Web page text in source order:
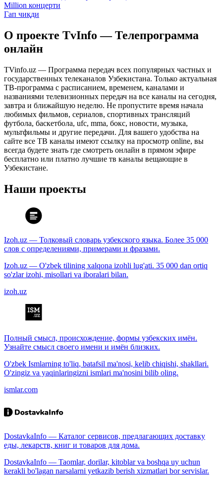
Million концерти
Гап чиқди
О проекте TvInfo — Телепрограмма
онлайн
TVinfo.uz — Программа передач всех популярных частных и
государственных телеканалов Узбекистана. Только актуальная
ТВ-программа с расписанием, временем, каналами и
названиями телевизионных передач на все каналы на сегодня,
завтра и ближайшую неделю. Не пропустите время начала
любимых фильмов, сериалов, спортивных трансляций
футбола, баскетбола, ufc, mma, бокс, новости, музыка,
мультфильмы и другие передачи. Для вашего удобства на
сайте все ТВ каналы имеют ссылку на просмотр online, вы
всегда будете знать где смотреть онлайн в прямом эфире
бесплатно или платно лучшие тв каналы вещающие в
Узбекистане.
Наши проекты
Izoh.uz — Толковый словарь узбекского языка. Более 35 000
слов с определениями, примерами и фразами.
Izoh.uz — O'zbek tilining xalqona izohli lug'ati. 35 000 dan ortiq
so'zlar izohi, misollari va iboralari bilan.
izoh.uz
Полный смысл, происхождение, формы узбекских имён.
Узнайте смысл своего имени и имён близких.
O'zbek Ismlarning to'liq, batafsil ma'nosi, kelib chiqishi, shakllari.
O'zingiz va yaqinlaringizni ismlari ma'nosini bilib oling.
ismlar.com
DostavkaInfo — Каталог сервисов, предлагающих доставку
еды, лекарств, книг и товаров для дома.
DostavkaInfo — Taomlar, dorilar, kitoblar va boshqa uy uchun
kerakli bo'lagan narsalarni yetkazib berish xizmatlari bor servislar.